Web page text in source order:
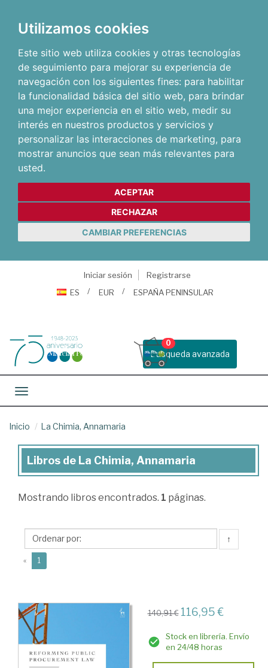
Utilizamos cookies
Este sitio web utiliza cookies y otras tecnologías
de seguimiento para mejorar su experiencia de
navegación con los siguientes fines: para habilitar
la funcionalidad básica del sitio web, para brindar
una mejor experiencia en el sitio web, medir su
interés en nuestros productos y servicios y
personalizar las interacciones de marketing, para
mostrar anuncios que sean más relevantes para
usted.
ACEPTAR
RECHAZAR
CAMBIAR PREFERENCIAS
Iniciar sesión
Registrarse
ES
EUR ESPAÑA PENINSULAR
Busqueda avanzada
0
Toggle navigation
Inicio La Chimia, Annamaria
Libros
La
Annamaria
Libros de La Chimia, Annamaria
Mostrando libros encontrados. 1 páginas.
↑
« 1
140,91 € 116,95 €
Stock en librería. Envío
en 24/48 horas